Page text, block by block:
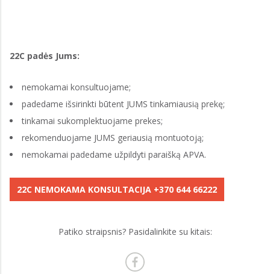
22C padės Jums:
nemokamai konsultuojame;
padedame išsirinkti būtent JUMS tinkamiausią prekę;
tinkamai sukomplektuojame prekes;
rekomenduojame JUMS geriausią montuotoją;
nemokamai padedame užpildyti paraišką APVA.
22C NEMOKAMA KONSULTACIJA +370 644 66222
Patiko straipsnis? Pasidalinkite su kitais: